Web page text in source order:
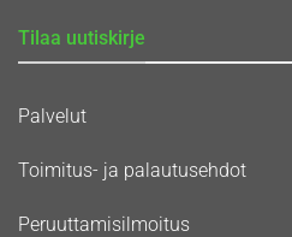
Tilaa uutiskirje
Palvelut
Toimitus- ja palautusehdot
Peruuttamisilmoitus